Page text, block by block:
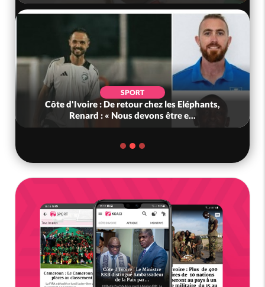
SPORT
Côte d'Ivoire : De retour chez les Eléphants,
Renard : « Nous devons être e...